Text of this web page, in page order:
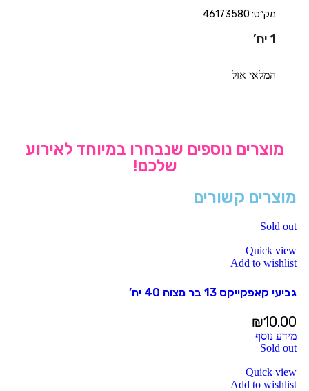
מק״ט: 46173580
1 יח’
המלאי אזל
מוצרים נוספים שנבחרו במיוחד לאירוע
שלכם!
מוצרים קשורים
Sold out
Quick view
Add to wishlist
גביעי קאפקייקס 13 בר מצוה 40 יח’
₪10.00
מידע נוסף
Sold out
Quick view
Add to wishlist